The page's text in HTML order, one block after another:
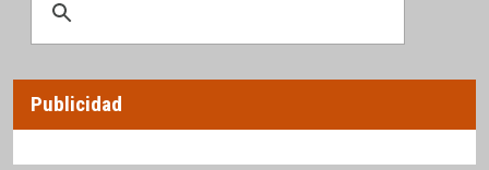
Publicidad